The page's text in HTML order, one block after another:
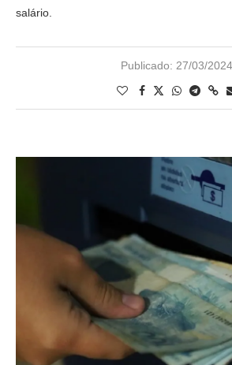
salário.
Publicado: 27/03/2024